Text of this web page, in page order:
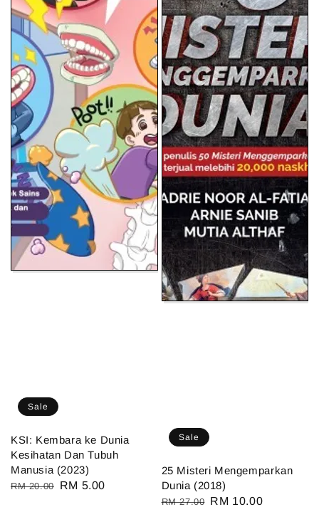
Sale
KSI: Kembara ke Dunia
Kesihatan Dan Tubuh
Manusia (2023)
Regular
RM 20.00
Sale
RM 5.00
Sale
25 Misteri Mengemparkan
Dunia (2018)
Regular
RM 27.00 Sale
RM 10.00